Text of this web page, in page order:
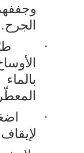
الجرح.
·
·